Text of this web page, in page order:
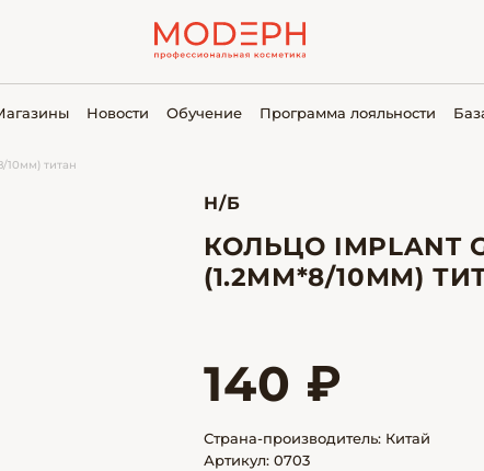
Новости Обучение Программа лояльности
10мм) титан
Н/Б
КОЛЬЦО IMPLANT
(1.2ММ*8/10ММ)
140 ₽
Страна-производитель: Китай
Артикул: 0703